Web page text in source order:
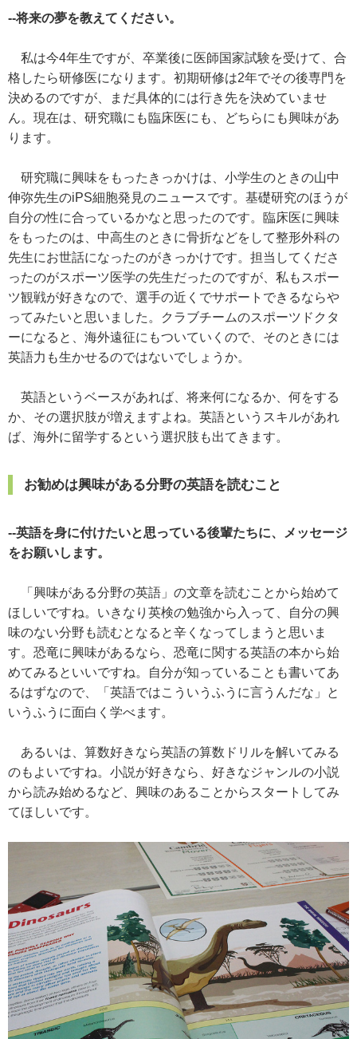
--将来の夢を教えてください。
私は今4年生ですが、卒業後に医師国家試験を受けて、合
格したら研修医になります。初期研修は2年でその後専門を
決めるのですが、まだ具体的には行き先を決めていませ
ん。現在は、研究職にも臨床医にも、どちらにも興味があ
ります。
研究職に興味をもったきっかけは、小学生のときの山中
伸弥先生のiPS細胞発見のニュースです。基礎研究のほうが
自分の性に合っているかなと思ったのです。臨床医に興味
をもったのは、中高生のときに骨折などをして整形外科の
先生にお世話になったのがきっかけです。担当してくださ
ったのがスポーツ医学の先生だったのですが、私もスポー
ツ観戦が好きなので、選手の近くでサポートできるならや
ってみたいと思いました。クラブチームのスポーツドクタ
ーになると、海外遠征にもついていくので、そのときには
英語力も生かせるのではないでしょうか。
英語というベースがあれば、将来何になるか、何をする
か、その選択肢が増えますよね。英語というスキルがあれ
ば、海外に留学するという選択肢も出てきます。
お勧めは興味がある分野の英語を読むこと
--英語を身に付けたいと思っている後輩たちに、メッセージ
をお願いします。
「興味がある分野の英語」の文章を読むことから始めて
ほしいですね。いきなり英検の勉強から入って、自分の興
味のない分野も読むとなると辛くなってしまうと思いま
す。恐竜に興味があるなら、恐竜に関する英語の本から始
めてみるといいですね。自分が知っていることも書いてあ
るはずなので、「英語ではこういうふうに言うんだな」と
いうふうに面白く学べます。
あるいは、算数好きなら英語の算数ドリルを解いてみる
のもよいですね。小説が好きなら、好きなジャンルの小説
から読み始めるなど、興味のあることからスタートしてみ
てほしいです。